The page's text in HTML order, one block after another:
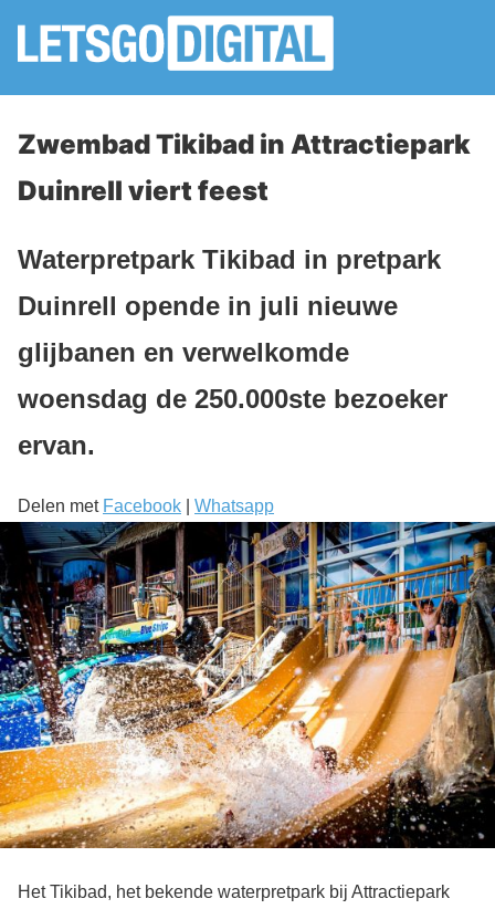
Zwembad Tikibad in Attractiepark
Duinrell viert feest
Waterpretpark Tikibad in pretpark
Duinrell opende in juli nieuwe
glijbanen en verwelkomde
woensdag de 250.000ste bezoeker
ervan.
Delen met Facebook Whatsapp
Het Tikibad, het bekende waterpretpark bij Attractiepark